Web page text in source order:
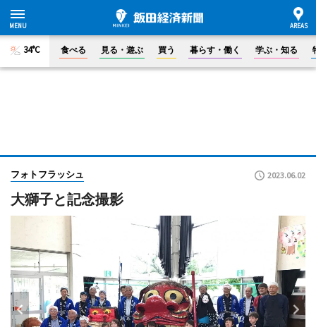
34°C 食べる 見る・遊ぶ 買う 暮らす・働く 学ぶ・知る
フォトフラッシュ 2023.06.02
大獅子と記念撮影